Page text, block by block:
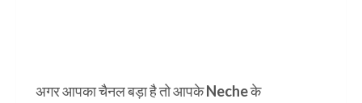
अगर आपका चैनल बड़ा है तो आपकेNecheके